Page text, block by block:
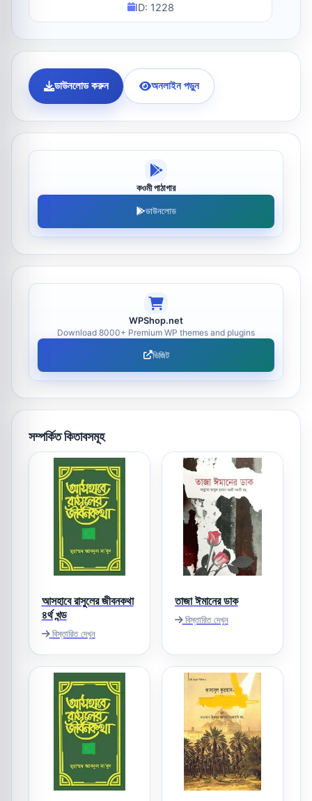
ID: 1228
ডাউনলোড করুন অনলাইন পড়ুন
কওমী পাঠাগার
ডাউনলোড
WPShop.net
Download 8000+ Premium WP themes and plugins
ভিজিট
সম্পর্কিত কিতাবসমূহ
আসহাবে রাসুলের জীবনকথা
৪র্থ খন্ড
বিস্তারিত দেখুন
তাজা ঈমানের ডাক
বিস্তারিত দেখুন